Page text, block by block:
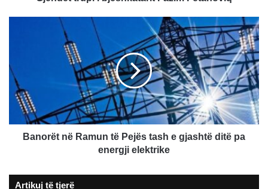
Pejës
tash
gjashtë
ditë
Banorët në Ramun të Pejës tash e gjashtë ditë pa
energji elektrike
Artikuj të tjerë